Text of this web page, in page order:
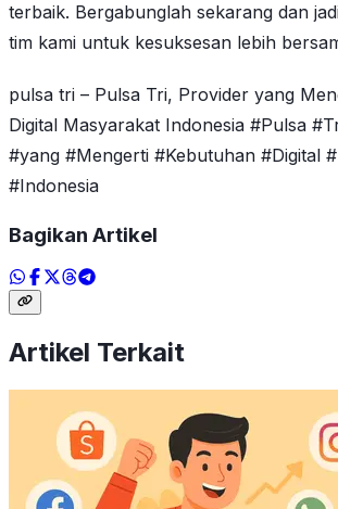
terbaik. Bergabunglah sekarang dan
tim kami untuk kesuksesan lebih
pulsa tri – Pulsa Tri, Provider yang
Digital Masyarakat Indonesia #Pulsa
#yang #Mengerti #Kebutuhan #Digital
#Indonesia
Bagikan Artikel
Artikel Terkait